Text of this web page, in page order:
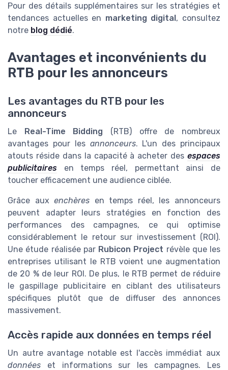
Pour des détails supplémentaires sur les stratégies et
tendances actuelles en marketing digital, consultez
notre blog dédié.
Avantages et inconvénients du
RTB pour les annonceurs
Les avantages du RTB pour les
annonceurs
Le Real-Time Bidding (RTB) offre de nombreux
avantages pour les annonceurs. L'un des principaux
atouts réside dans la capacité à acheter des espaces
publicitaires en temps réel, permettant ainsi de
toucher efficacement une audience ciblée.
Grâce auxenchères en temps réel, les annonceurs
peuvent adapter leurs stratégies en fonction des
performances des campagnes, ce qui optimise
considérablement le retour sur investissement (ROI).
Une étude réalisée par Rubicon Project révèle que les
entreprises utilisant le RTB voient une augmentation
de 20 % de leur ROI. De plus, le RTB permet de réduire
le gaspillage publicitaire en ciblant des utilisateurs
spécifiques plutôt que de diffuser des annonces
massivement.
Accès rapide aux données en temps réel
Un autre avantage notable est l'accès immédiat aux
données et informations sur les campagnes. Les